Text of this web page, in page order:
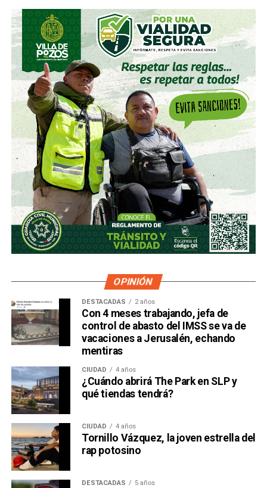
OPINIÓN
DESTACADAS 2 años
Con 4 meses trabajando, jefa de
control de abasto del IMSS se va de
vacaciones a Jerusalén, echando
mentiras
CIUDAD 4 años
¿Cuándo abrirá The Park en SLP y
qué tiendas tendrá?
CIUDAD 4 años
Tornillo Vázquez, la joven estrella del
rap potosino
DESTACADAS 5 años